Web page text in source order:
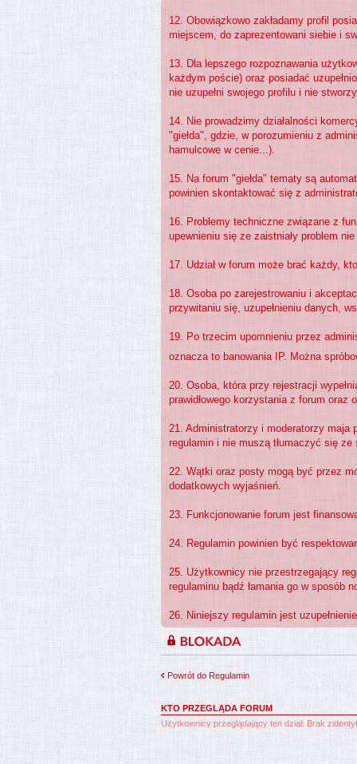
12. Obowiązkowo zakładamy profil
miejscem, do zaprezentowani siebie i
13. Dla lepszego rozpoznawania
każdym poście) oraz posiadać
nie uzupełni swojego profilu i nie
14. Nie prowadzimy działalności
"giełda", gdzie, w porozumieniu z
hamulcowe w cenie...).
15. Na forum "giełda" tematy są
powinien skontaktować się z
16. Problemy techniczne związane z
upewnieniu się ze zaistniały problem
17. Udział w forum może brać każdy,
18. Osoba po zarejestrowaniu i
przywitaniu się, uzupełnieniu danych,
19. Po trzecim upomnieniu przez
oznacza to banowania IP. Można
20. Osoba, która przy rejestracji
prawidłowego korzystania z forum oraz
21. Administratorzy i moderatorzy maja
regulamin i nie muszą tłumaczyć się ze
22. Wątki oraz posty mogą być przez
dodatkowych wyjaśnień.
23. Funkcjonowanie forum jest
24. Regulamin powinien być
25. Użytkownicy nie przestrzegający
regulaminu bądź łamania go w sposób
26. Niniejszy regulamin jest
Powrót do Regulamin
KTO PRZEGLĄDA FORUM
Użytkownicy przeglądający ten dział: Brak